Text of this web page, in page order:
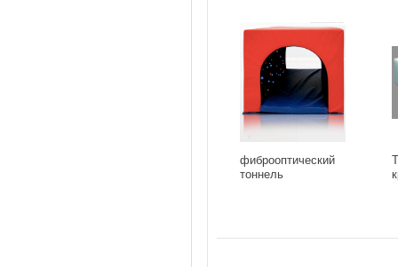
фиброоптический
тоннель